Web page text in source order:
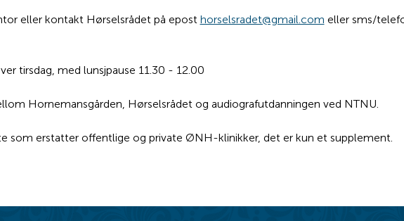
eller kontakt Hørselsrådet på epost horselsradet@gmail.com eller sms/
tirsdag, med lunsjpause 11.30 - 12.00
Hornemansgården, Hørselsrådet og audiografutdanningen ved NTNU.
som erstatter offentlige og private ØNH-klinikker, det er kun et supplement.